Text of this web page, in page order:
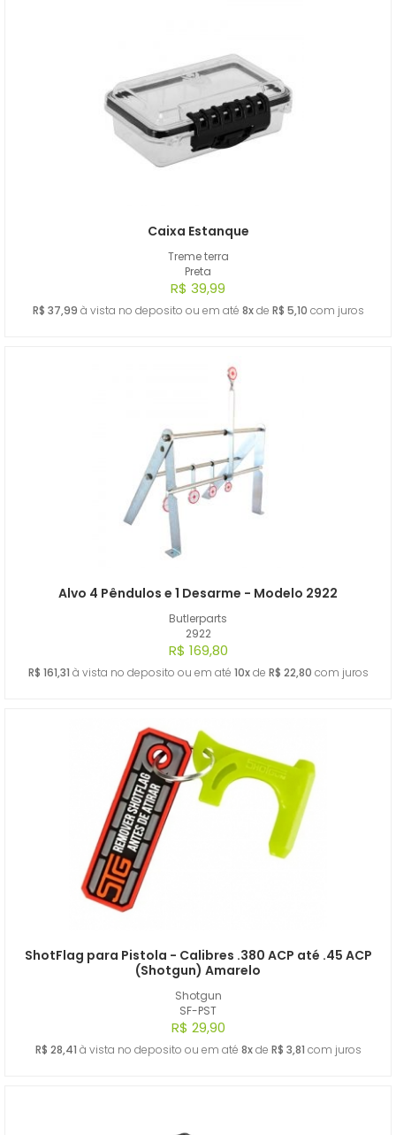
Treme terra
Preta
Caixa Estanque
R$ 39,99
R$ 37,99 à vista no deposito ou em até 8xde R$ 5,10 com juros
Butlerparts
2922
Alvo 4 Pêndulos e 1 Desarme - Modelo 2922
R$ 169,80
R$ 161,31 à vista no deposito ou em até 10xde R$ 22,80 com juros
Shotgun
SF-PST
ShotFlag para Pistola - Calibres .380 ACP até .45 ACP
(Shotgun) Amarelo
R$ 29,90
R$ 28,41 à vista no deposito ou em até 8xde R$ 3,81 com juros